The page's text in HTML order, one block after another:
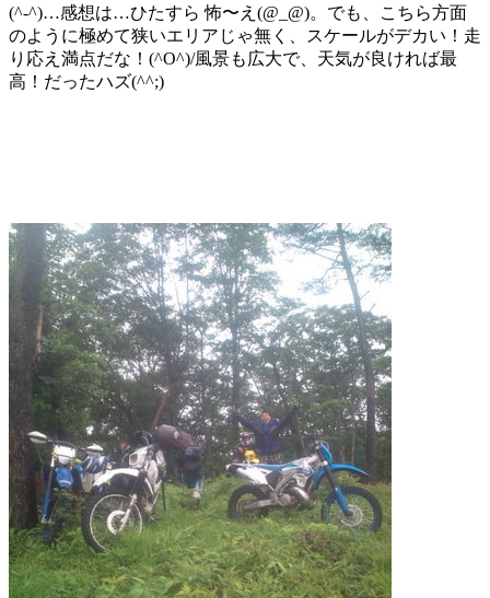
(^-^)…感想は…ひたすら 怖〜え(@_@)。でも、こちら方面
のように極めて狭いエリアじゃ無く、スケールがデカい！走
り応え満点だな！(^O^)/風景も広大で、天気が良ければ最
高！だったハズ(^^;)